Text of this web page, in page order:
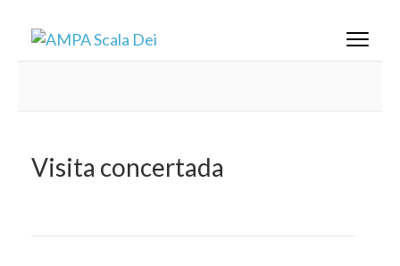
Saltar
Intro)
AMPA Scala Dei
Visita concertada